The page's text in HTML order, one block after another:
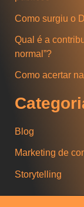
a
Como surgiu o
Qual é a
normal”?
Como acertar
Blog
Marketing de
Storytelling